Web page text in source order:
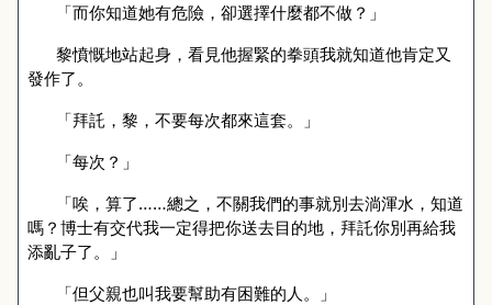
「而你知道她有危險，卻選擇什麼都不做？」
黎憤慨地站起身，看見他握緊的拳頭我就知道他肯定又
發作了。
「拜託，黎，不要每次都來這套。」
「每次？」
「唉，算了……總之，不關我們的事就別去淌渾水，知道
嗎？博士有交代我一定得把你送去目的地，拜託你別再給我
添亂子了。」
「但父親也叫我要幫助有困難的人。」